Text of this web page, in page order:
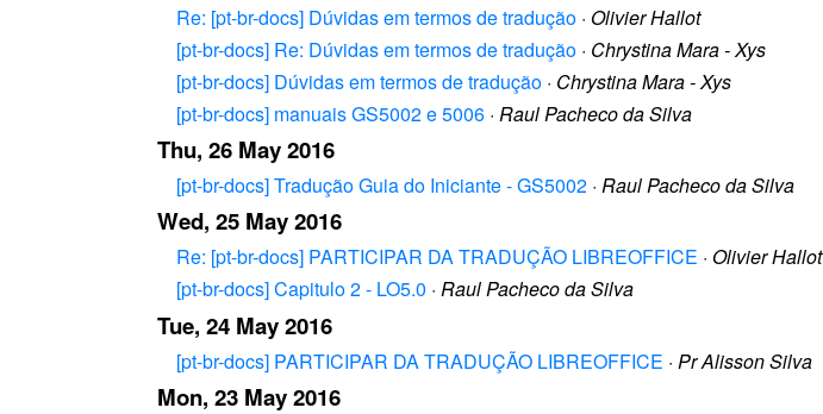
Re: [pt-br-docs] Dúvidas em termos de tradução · Olivier Hallot
[pt-br-docs] Re: Dúvidas em termos de tradução · Chrystina Mara - Xys
[pt-br-docs] Dúvidas em termos de tradução · Chrystina Mara - Xys
[pt-br-docs] manuais GS5002 e 5006 · Raul Pacheco da Silva
Thu, 26 May 2016
[pt-br-docs] Tradução Guia do Iniciante - GS5002 · Raul Pacheco da Silva
Wed, 25 May 2016
Re: [pt-br-docs] PARTICIPAR DA TRADUÇÃO LIBREOFFICE · Olivier Hallot
[pt-br-docs] Capitulo 2 - LO5.0 · Raul Pacheco da Silva
Tue, 24 May 2016
[pt-br-docs] PARTICIPAR DA TRADUÇÃO LIBREOFFICE · Pr Alisson Silva
Mon, 23 May 2016